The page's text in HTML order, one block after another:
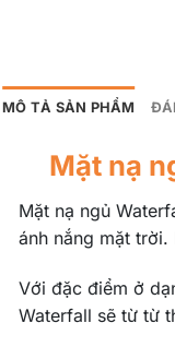
MÔ TẢ SẢN PHẨM
Mặt nạ
Mặt nạ ngủ
ánh nắng mặt
Với đặc điểm ở
Waterfall sẽ từ từ